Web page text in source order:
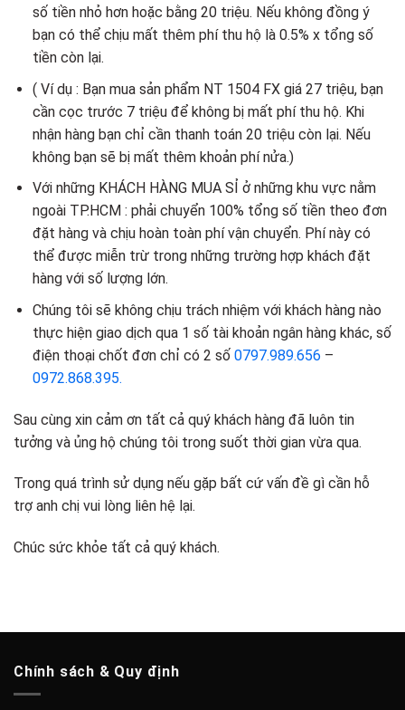
số tiền nhỏ hơn hoặc bằng 20 triệu. Nếu không đồng ý
bạn có thể chịu mất thêm phí thu hộ là 0.5% x tổng số
tiền còn lại.
( Ví dụ : Bạn mua sản phẩm NT 1504 FX giá 27 triệu, bạn
cần cọc trước 7 triệu để không bị mất phí thu hộ. Khi
nhận hàng bạn chỉ cần thanh toán 20 triệu còn lại. Nếu
không bạn sẽ bị mất thêm khoản phí nửa.)
Với những KHÁCH HÀNG MUA SỈ ở những khu vực nằm
ngoài TP.HCM : phải chuyển 100% tổng số tiền theo đơn
đặt hàng và chịu hoàn toàn phí vận chuyển. Phí này có
thể được miễn trừ trong những trường hợp khách đặt
hàng với số lượng lớn.
Chúng tôi sẽ không chịu trách nhiệm với khách hàng nào
thực hiện giao dịch qua 1 số tài khoản ngân hàng khác, số
điện thoại chốt đơn chỉ có 2 số 0797.989.656 –
0972.868.395.
Sau cùng xin cảm ơn tất cả quý khách hàng đã luôn tin
tưởng và ủng hộ chúng tôi trong suốt thời gian vừa qua.
Trong quá trình sử dụng nếu gặp bất cứ vấn đề gì cần hỗ
trợ anh chị vui lòng liên hệ lại.
Chúc sức khỏe tất cả quý khách.
Chính sách & Quy định